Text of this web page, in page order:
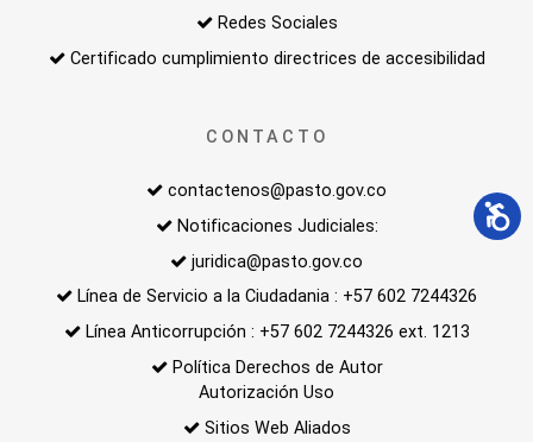
Redes Sociales
Certificado cumplimiento directrices de accesibilidad
CONTACTO
contactenos@pasto.gov.co
Notificaciones Judiciales:
juridica@pasto.gov.co
Línea de Servicio a la Ciudadania : +57 602 7244326
Línea Anticorrupción : +57 602 7244326 ext. 1213
Política Derechos de Autor
Autorización Uso
Sitios Web Aliados